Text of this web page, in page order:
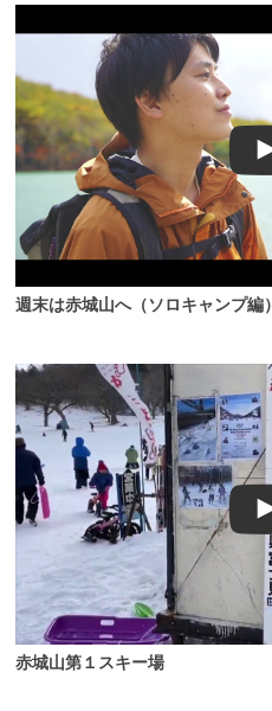
週末は赤城山へ（ソロキャンプ編）
赤城山第１スキー場